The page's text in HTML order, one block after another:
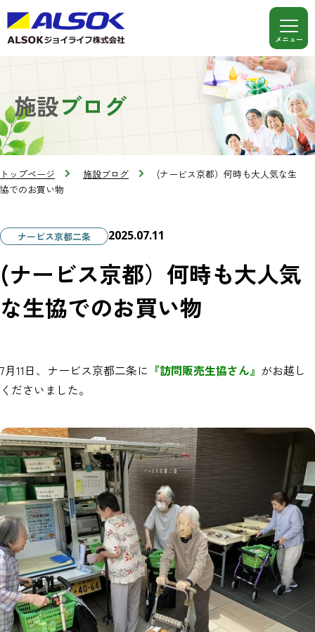
施設ブログ
トップページ 施設ブログ
(ナービス京都）何時も大人気な生
協でのお買い物
ナービス京都二条 2025.07.11
(ナービス京都）何時も大人気
な生協でのお買い物
7月11日、ナービス京都二条に 『訪問販売生協さん』 がお越し
くださいました。